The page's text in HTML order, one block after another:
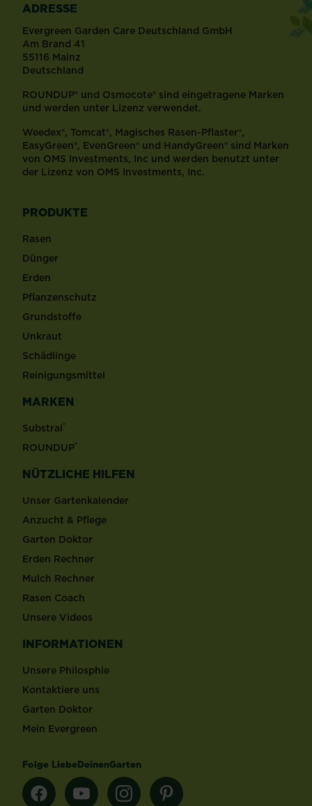
ADRESSE
Evergreen Garden Care Deutschland GmbH
Am Brand 41
55116 Mainz
Deutschland
ROUNDUP® und Osmocote® sind eingetragene Marken
und werden unter Lizenz verwendet.
Weedex®, Tomcat®, Magisches Rasen-Pflaster®,
EasyGreen®, EvenGreen® und HandyGreen® sind Marken
von OMS Investments, Inc und werden benutzt unter
der Lizenz von OMS Investments, Inc.
PRODUKTE
Rasen
Dünger
Erden
Pflanzenschutz
Grundstoffe
Unkraut
Schädlinge
Reinigungsmittel
MARKEN
Substral®
ROUNDUP®
NÜTZLICHE HILFEN
Unser Gartenkalender
Anzucht & Pflege
Garten Doktor
Erden Rechner
Mulch Rechner
Rasen Coach
Unsere Videos
INFORMATIONEN
Unsere Philosphie
Kontaktiere uns
Garten Doktor
Mein Evergreen
Folge LiebeDeinenGarten